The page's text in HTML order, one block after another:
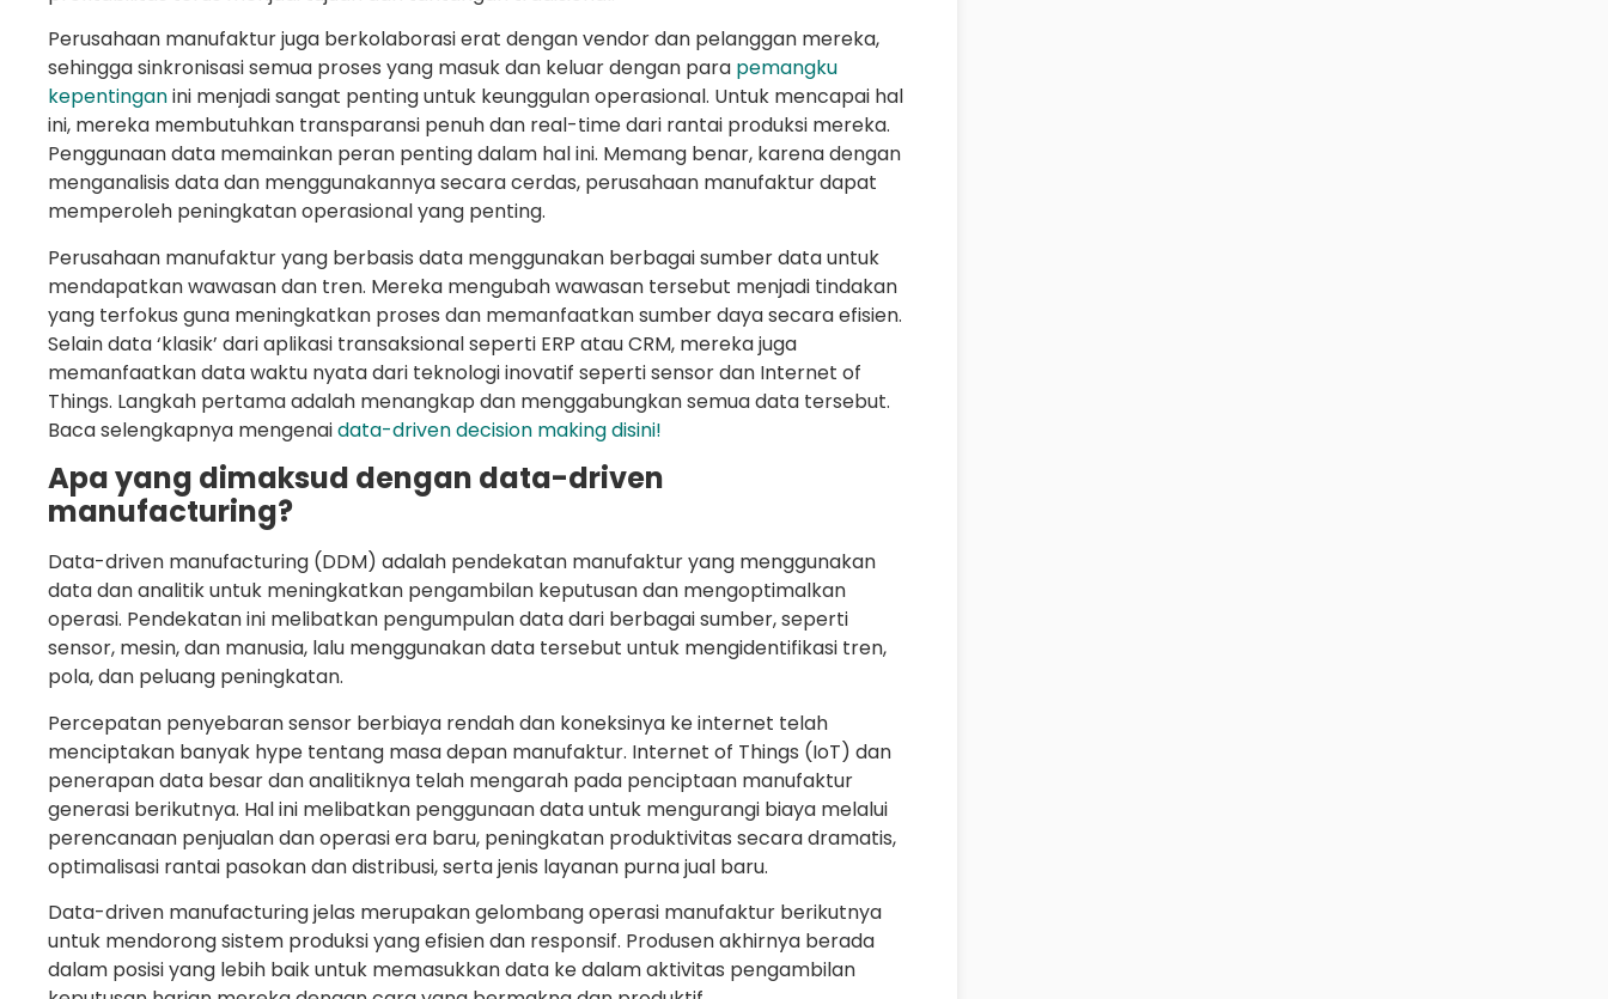
Perusahaan manufaktur juga berkolaborasi erat dengan vendor dan pelanggan mereka,
sehingga sinkronisasi semua proses yang masuk dan keluar dengan para pemangku
kepentinganini menjadi sangat penting untuk keunggulan operasional. Untuk mencapai hal
ini, mereka membutuhkan transparansi penuh dan real-time dari rantai produksi mereka.
Penggunaan data memainkan peran penting dalam hal ini. Memang benar, karena dengan
menganalisis data dan menggunakannya secara cerdas, perusahaan manufaktur dapat
memperoleh peningkatan operasional yang penting.
Perusahaan manufaktur yang berbasis data menggunakan berbagai sumber data untuk
mendapatkan wawasan dan tren. Mereka mengubah wawasan tersebut menjadi tindakan
yang terfokus guna meningkatkan proses dan memanfaatkan sumber daya secara efisien.
Selain data ‘klasik’ dari aplikasi transaksional seperti ERP atau CRM, mereka juga
memanfaatkan data waktu nyata dari teknologi inovatif seperti sensor dan Internet of
Things. Langkah pertama adalah menangkap dan menggabungkan semua data tersebut.
Baca selengkapnya mengenaidata-driven decision making disini!
Apa yang dimaksud dengan data-driven
manufacturing?
Data-driven manufacturing (DDM) adalah pendekatan manufaktur yang menggunakan
data dan analitik untuk meningkatkan pengambilan keputusan dan mengoptimalkan
operasi. Pendekatan ini melibatkan pengumpulan data dari berbagai sumber, seperti
sensor, mesin, dan manusia, lalu menggunakan data tersebut untuk mengidentifikasi tren,
pola, dan peluang peningkatan.
Percepatan penyebaran sensor berbiaya rendah dan koneksinya ke internet telah
menciptakan banyak hype tentang masa depan manufaktur. Internet of Things (IoT) dan
penerapan data besar dan analitiknya telah mengarah pada penciptaan manufaktur
generasi berikutnya. Hal ini melibatkan penggunaan data untuk mengurangi biaya melalui
perencanaan penjualan dan operasi era baru, peningkatan produktivitas secara dramatis,
optimalisasi rantai pasokan dan distribusi, serta jenis layanan purna jual baru.
Data-driven manufacturing jelas merupakan gelombang operasi manufaktur berikutnya
untuk mendorong sistem produksi yang efisien dan responsif. Produsen akhirnya berada
dalam posisi yang lebih baik untuk memasukkan data ke dalam aktivitas pengambilan